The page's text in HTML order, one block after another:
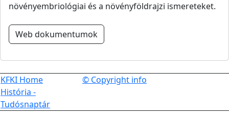
növényembriológiai és a növényföldrajzi ismereteket.
Web dokumentumok
KFKI Home
História -
Tudósnaptár
© Copyright info